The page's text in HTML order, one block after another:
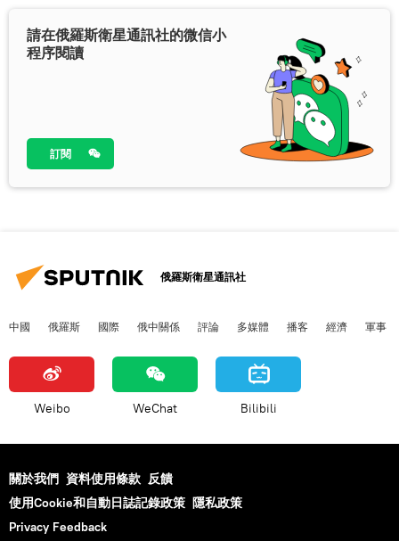
請在俄羅斯衛星通訊社的微信小
程序閱讀
訂閱
俄羅斯衛星通訊社
中國 俄羅斯 國際 俄中關係 評論 多媒體 播客 經濟 軍事
Weibo WeChat Bilibili
關於我們 資料使用條款 反饋
使用Cookie和自動日誌記錄政策 隱私政策
Privacy Feedback